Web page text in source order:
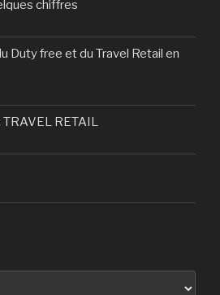
chiffres
Duty free et du Travel Retail en
RETAIL